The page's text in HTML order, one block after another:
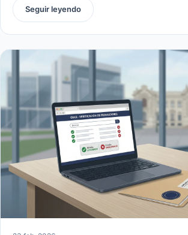
Seguir leyendo